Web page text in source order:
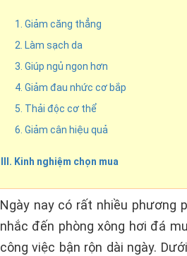
1. Giảm căng thẳng
2. Làm sạch da
3. Giúp ngủ ngon hơn
4. Giảm đau nhức cơ bắp
5. Thải độc cơ thể
6. Giảm cân hiệu quả
III. Kinh nghiệm chọn mua
Ngày nay có rất nhiều phương
nhắc đến phòng xông hơi đá
công việc bận rộn dài ngày.